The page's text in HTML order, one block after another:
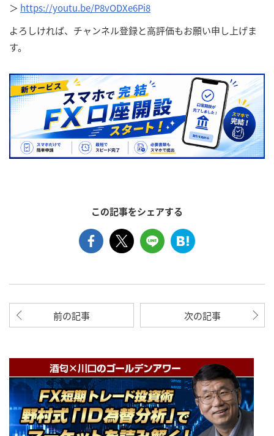
＞ https://youtu.be/P8vODXe6Pi8
よろしければ、チャンネル登録と高評価もお願い申し上げま
す。
この記事をシェアする
前の記事 次の記事